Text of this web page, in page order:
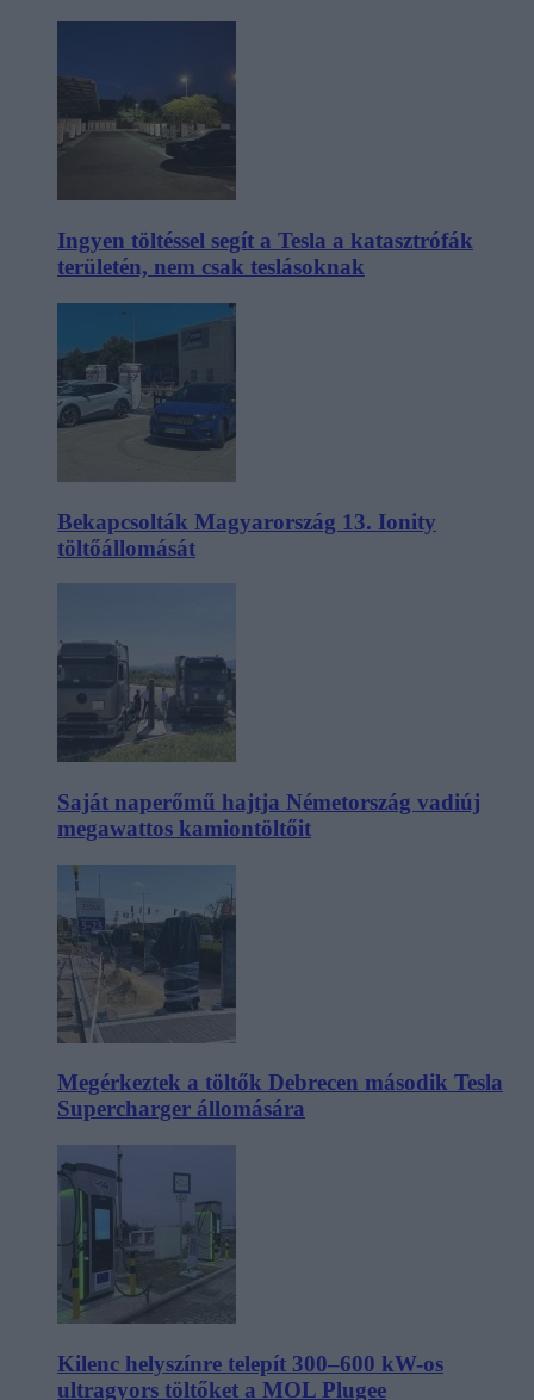
Ingyen töltéssel segít a Tesla a katasztrófák
területén, nem csak teslásoknak
Bekapcsolták Magyarország 13. Ionity
töltőállomását
Saját naperőmű hajtja Németország vadiúj
megawattos kamiontöltőit
Megérkeztek a töltők Debrecen második Tesla
Supercharger állomására
Kilenc helyszínre telepít 300–600 kW-os
ultragyors töltőket a MOL Plugee